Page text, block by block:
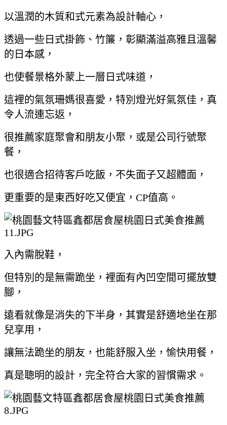
以溫潤的木質和式元素為設計軸心，
透過一些日式掛飾、竹簾，彰顯滿溢高雅且溫馨
的日本感，
也使餐景格外蒙上一層日式味道，
這裡的氣氛珊媽很喜愛，特別燈光好氣氛佳，真
令人流連忘返，
很推薦家庭聚會和朋友小聚，或是公司行號聚
餐，
也很適合招待客戶吃飯，不失面子又超體面，
更重要的是東西好吃又便宜，CP值高。
入內需脫鞋，
但特別的是無需跪坐，裡面有內凹空間可擺放雙
腳，
遠看就像是消失的下半身，其實是舒適地坐在那
兒享用，
讓無法跪坐的朋友，也能舒服入坐，愉快用餐，
真是聰明的設計，完全符合大家的習慣需求。